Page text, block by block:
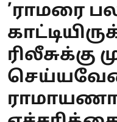
’ராமரை
ராமாயணா